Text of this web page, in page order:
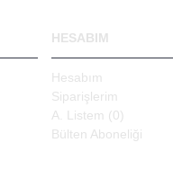
HESABIM
Hesabım
Siparişlerim
A. Listem (0)
Bülten Aboneliği